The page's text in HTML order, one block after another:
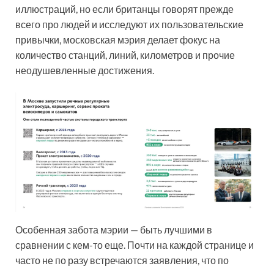
иллюстраций, но если британцы говорят прежде
всего про людей и исследуют их пользовательские
привычки, московская мэрия делает фокус на
количество станций, линий, километров и прочие
неодушевленные достижения.
Особенная забота мэрии — быть лучшими в
сравнении с кем-то еще. Почти на каждой странице и
часто не по разу встречаются заявления, что по